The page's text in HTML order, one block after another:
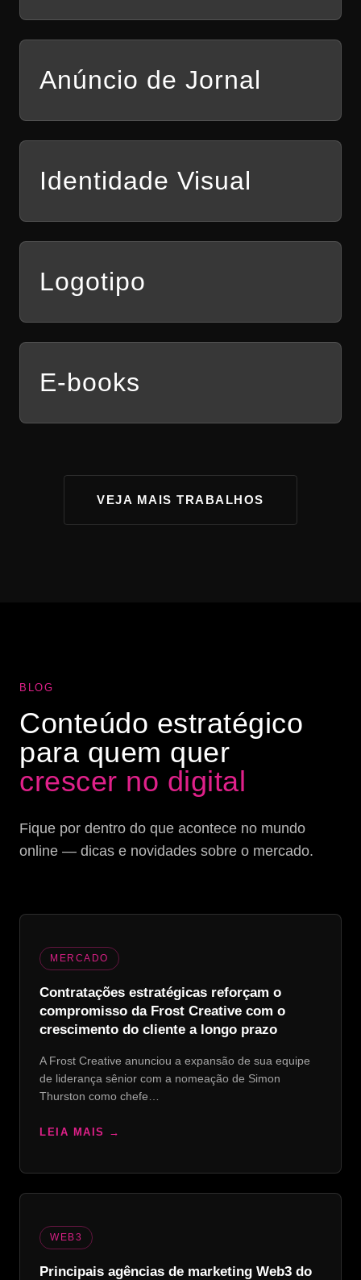
Anúncio de Jornal
Identidade Visual
Logotipo
E-books
VEJA MAIS TRABALHOS
BLOG
Conteúdo estratégico
para quem quer
crescer no digital
Fique por dentro do que acontece no mundo
online — dicas e novidades sobre o mercado.
MERCADO
Contratações estratégicas reforçam o
compromisso da Frost Creative com o
crescimento do cliente a longo prazo
A Frost Creative anunciou a expansão de sua equipe
de liderança sênior com a nomeação de Simon
Thurston como chefe…
LEIA MAIS
WEB3
Principais agências de marketing Web3 do